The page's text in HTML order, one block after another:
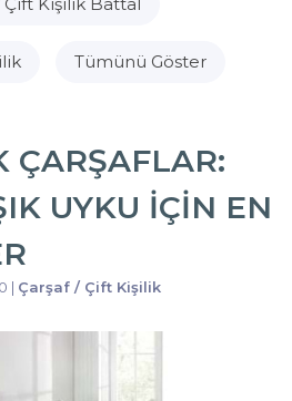
Tümünü Göster
ÇARŞAFLAR:
UYKU İÇIN EN
| Çarşaf / Çift Kişilik